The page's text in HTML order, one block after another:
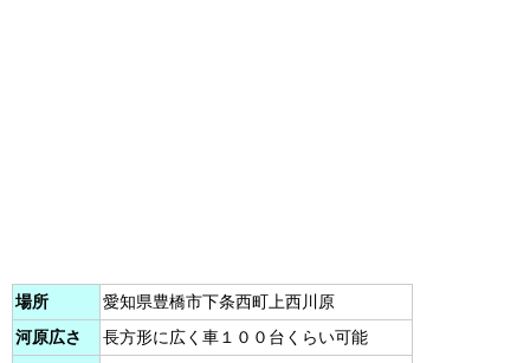
場所
愛知県豊橋市下条西町上西川原
河原広さ
長方形に広く車１００台くらい可能